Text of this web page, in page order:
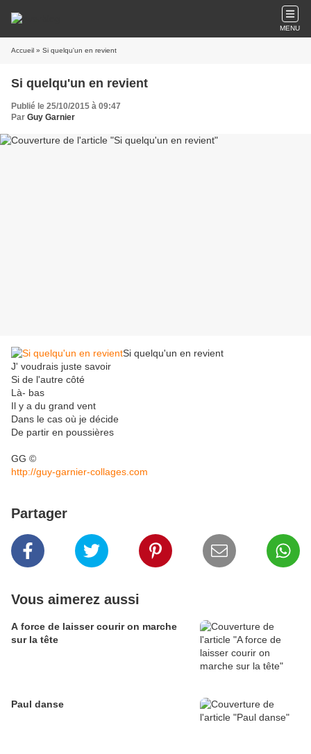
MENU
Accueil » Si quelqu'un en revient
Si quelqu'un en revient
Publié le 25/10/2015 à 09:47
Par Guy Garnier
Si quelqu'un en revient
J' voudrais juste savoir
Si de l'autre côté
Là- bas
Il y a du grand vent
Dans le cas où je décide
De partir en poussières
GG ©
http://guy-garnier-collages.com
Partager
Vous aimerez aussi
A force de laisser courir on marche
sur la tête
Paul danse